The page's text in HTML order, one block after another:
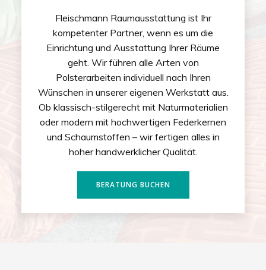
Fleischmann Raumausstattung ist Ihr
kompetenter Partner, wenn es um die
Einrichtung und Ausstattung Ihrer Räume
geht. Wir führen alle Arten von
Polsterarbeiten individuell nach Ihren
Wünschen in unserer eigenen Werkstatt aus.
Ob klassisch-stilgerecht mit Naturmaterialien
oder modern mit hochwertigen Federkernen
und Schaumstoffen – wir fertigen alles in
hoher handwerklicher Qualität.
BERATUNG BUCHEN